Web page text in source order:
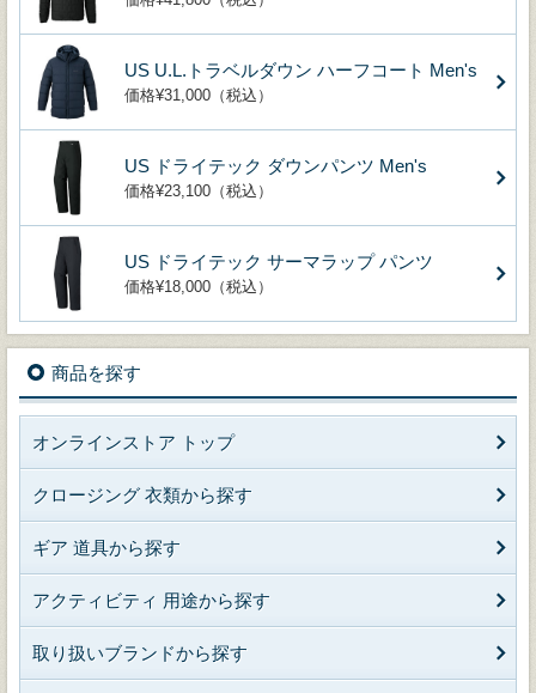
US U.L.トラベルダウン ハーフコート Men's
価格¥31,000（税込）
US ドライテック ダウンパンツ Men's
価格¥23,100（税込）
US ドライテック サーマラップ パンツ
価格¥18,000（税込）
商品を探す
オンラインストア トップ
クロージング 衣類から探す
ギア 道具から探す
アクティビティ 用途から探す
取り扱いブランドから探す